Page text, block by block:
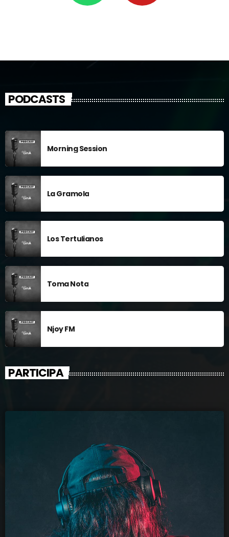
PODCASTS
Morning Session
La Gramola
Los Tertulianos
Toma Nota
Njoy FM
PARTICIPA